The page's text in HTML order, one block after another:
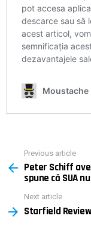
more
Previous article
Peter Schiff
spune că SUA
Next article
Starfield